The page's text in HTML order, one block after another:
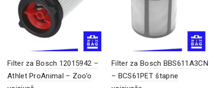
Filter za Bosch 12015942 –
Athlet ProAnimal – Zoo’o
Filter za Bosch BBS611A3CN
– BCS61PET štapne